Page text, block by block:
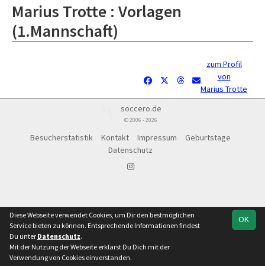
Marius Trotte : Vorlagen
(1.Mannschaft)
zum Profil
von
Marius Trotte
soccero.de
© 2006 - 2026
Besucherstatistik Kontakt Impressum
Geburtstage
Datenschutz
OK
Diese Webseite verwendet Cookies, um Dir den bestmöglichen
Service bieten zu können. Entsprechende Informationen findest
Du unter Datenschutz.
Mit der Nutzung der Webseite erklärst Du Dich mit der
Verwendung von Cookies einverstanden.